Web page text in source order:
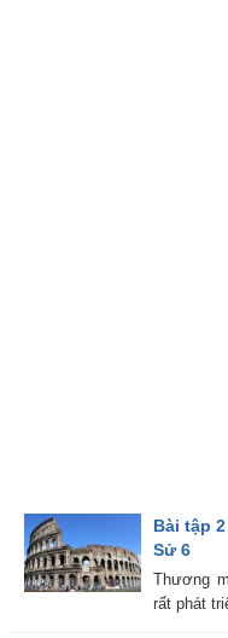
Bài tập
Sử 6
Thương
rất phát